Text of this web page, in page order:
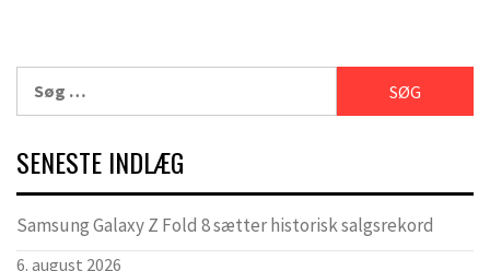
efter:
SENESTE INDLÆG
Samsung Galaxy Z Fold 8 sætter historisk salgsrekord
6. august 2026